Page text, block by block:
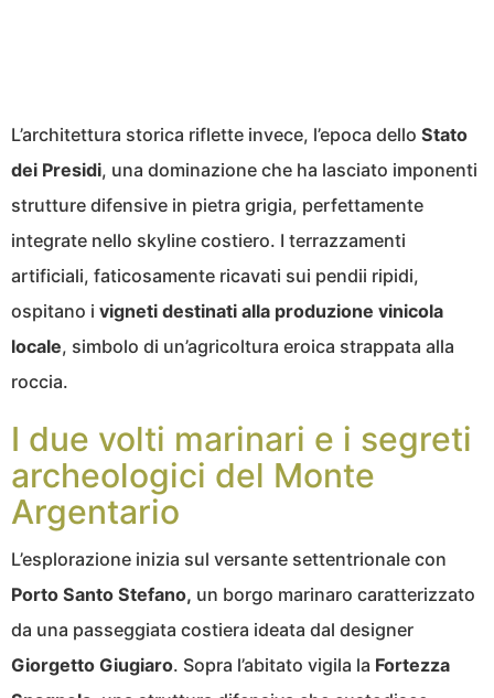
L’architettura storica riflette invece, l’epoca dello Stato
dei Presidi, una dominazione che ha lasciato imponenti
strutture difensive in pietra grigia, perfettamente
integrate nello skyline costiero. I terrazzamenti
artificiali, faticosamente ricavati sui pendii ripidi,
ospitano i vigneti destinati alla produzione vinicola
locale, simbolo di un’agricoltura eroica strappata alla
roccia.
I due volti marinari e i segreti
archeologici del Monte
Argentario
L’esplorazione inizia sul versante settentrionale con
Porto Santo Stefano, un borgo marinaro caratterizzato
da una passeggiata costiera ideata dal designer
Giorgetto Giugiaro. Sopra l’abitato vigila la Fortezza